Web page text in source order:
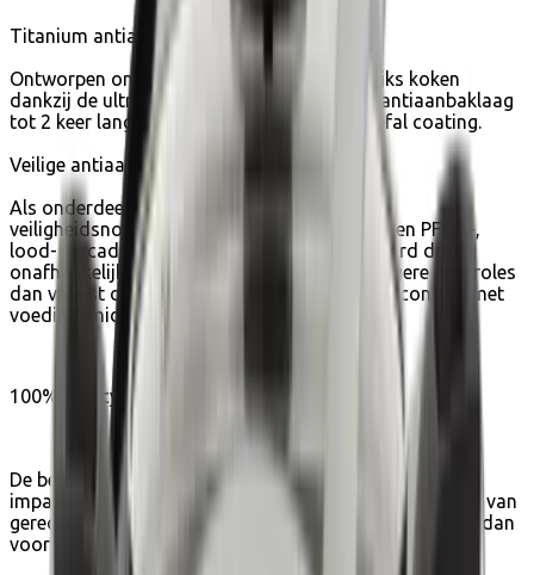
Titanium antiaanbaklaag
Ontworpen om bestand te zijn tegen dagelijks koken
dankzij de ultra-verdichte lagen, gaat deze antiaanbaklaag
tot 2 keer langer mee dan een standaard Tefal coating.
Veilige antiaanbaklaag
Als onderdeel van ons streven naar strenge
veiligheidsnormen zijn al onze antiaanbaklagen PFOA-,
lood- en cadmiumvrij. Tests worden uitgevoerd door
onafhankelijke externe laboratoria met strengere controles
dan vereist door de huidige regelgeving voor contact met
voedingsmiddelen.
100% gerecycled aluminium
De behuizing van 100% gerecycled aluminium helpt de
impact op het milieu te verminderen: voor de productie van
gerecycled aluminium is tot 90% minder energie nodig dan
voor de productie van nieuw aluminium.